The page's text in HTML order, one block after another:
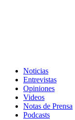
Noticias
Entrevistas
Opiniones
Videos
Notas de Prensa
Podcasts